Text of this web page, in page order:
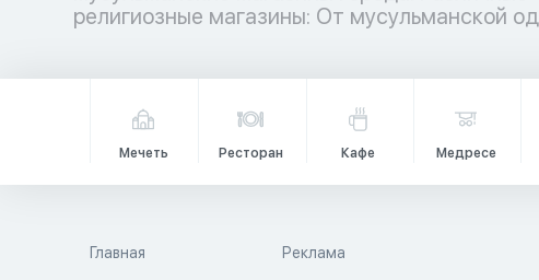
религиозные магазины: От мусульманской
Мечеть Ресторан Кафе Медресе
Главная Реклама